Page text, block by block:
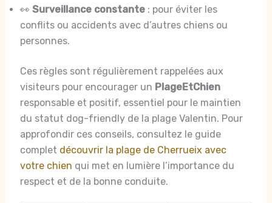
👀 Surveillance constante: pour éviter les
conflits ou accidents avec d’autres chiens ou
personnes.
Ces règles sont régulièrement rappelées aux
visiteurs pour encourager un PlageEtChien
responsable et positif, essentiel pour le maintien
du statut dog-friendly de la plage Valentin. Pour
approfondir ces conseils, consultez le guide
complet découvrir la plage de Cherrueix avec
votre chien qui met en lumière l’importance du
respect et de la bonne conduite.